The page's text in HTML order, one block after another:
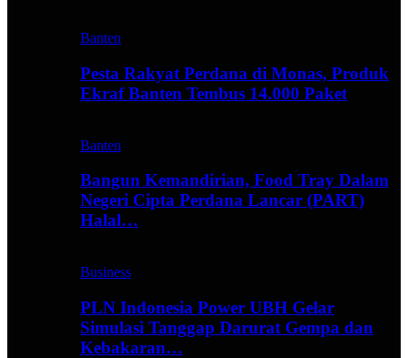
Banten
Pesta Rakyat Perdana di Monas, Produk
Ekraf Banten Tembus 14.000 Paket
Banten
Bangun Kemandirian, Food Tray Dalam
Negeri Cipta Perdana Lancar (PART)
Halal…
Business
PLN Indonesia Power UBH Gelar
Simulasi Tanggap Darurat Gempa dan
Kebakaran…